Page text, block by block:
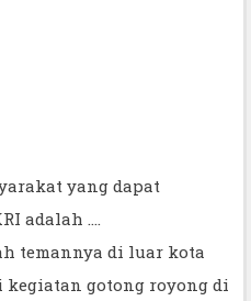
yang dapat
adalah ....
temannya di luar kota
gotong royong di